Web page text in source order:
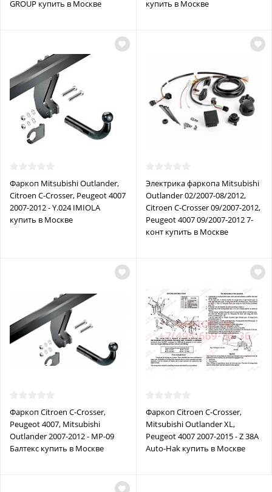
GROUP купить в Москве купить в Москве
Фаркоп Mitsubishi Outlander,
Citroen C-Crosser, Peugeot 4007
2007-2012 - Y.024 IMIOLA
купить в Москве
Электрика фаркопа Mitsubishi
Outlander 02/2007-08/2012,
Citroen C-Crosser 09/2007-2012,
Peugeot 4007 09/2007-2012 7-
конт купить в Москве
Фаркоп Citroen C-Crosser,
Peugeot 4007, Mitsubishi
Outlander 2007-2012 - MP-09
Балтекс купить в Москве
Фаркоп Citroen C-Crosser,
Mitsubishi Outlander XL,
Peugeot 4007 2007-2015 - Z 38A
Auto-Hak купить в Москве